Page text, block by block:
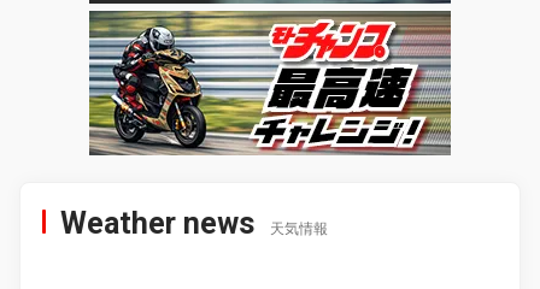
Weather news 天気情報